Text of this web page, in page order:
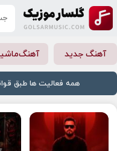
آهنگ جدید
همه فعالیت ها طبق